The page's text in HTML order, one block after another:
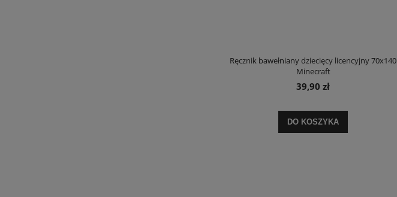
Ręcznik bawełniany dziecięcy licencyjny 70x140
Minecraft
39,90 zł
DO KOSZYKA